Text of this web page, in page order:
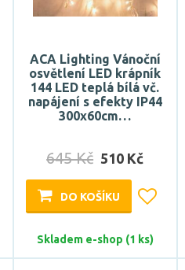
ACA Lighting Vánoční
osvětlení LED krápník
144 LED teplá bílá vč.
napájení s efekty IP44
300x60cm…
645 Kč 510 Kč
DO KOŠÍKU
Skladem e-shop (1 ks)